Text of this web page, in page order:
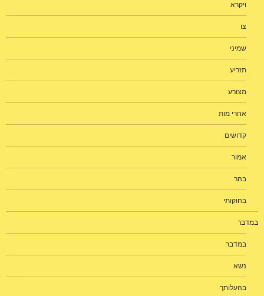
ויקרא
צו
שמיני
תזריע
מצורע
אחרי מות
קדושים
אמור
בהר
בחוקותי
במדבר
במדבר
נשא
בהעלותך